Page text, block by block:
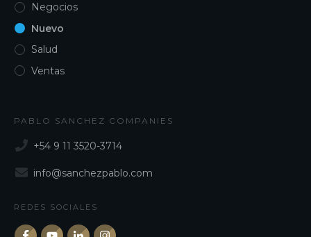
Negocios
Nuevo
Salud
Ventas
PABLO SANCHEZ COMPANIES
+54 9 11 3520-3714
info@sanchezpablo.com
REDES SOCIALES